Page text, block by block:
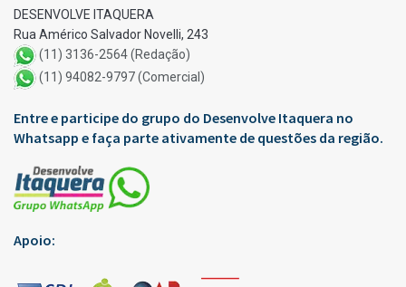
DESENVOLVE ITAQUERA
Rua Américo Salvador Novelli, 243
(11) 3136-2564 (Redação)
(11) 94082-9797 (Comercial)
Entre e participe do grupo do Desenvolve Itaquera no
Whatsapp e faça parte ativamente de questões da região.
Apoio: